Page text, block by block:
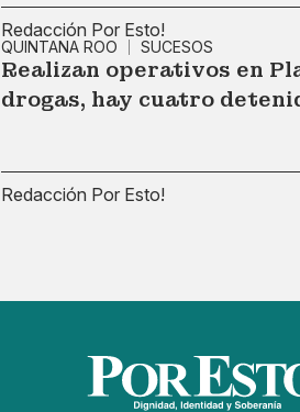
Redacción Por Esto!
QUINTANA ROO
SUCESOS
Realizan operativos en
drogas, hay cuatro
Redacción Por Esto!